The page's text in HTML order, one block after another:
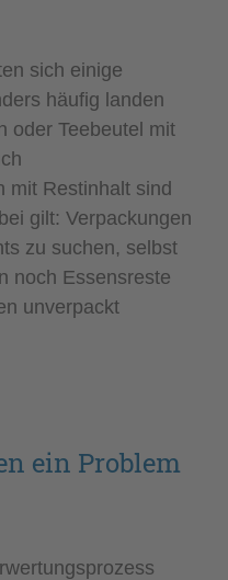
sich einige
häufig landen
oder Teebeutel mit
mit Restinhalt sind
gilt: Verpackungen
zu suchen, selbst
noch Essensreste
unverpackt
ein Problem